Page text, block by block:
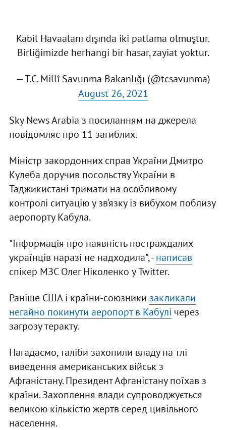
Kabil Havaalanı dışında iki patlama olmuştur.
Birliğimizde herhangi bir hasar, zayiat yoktur.
— T.C. Millî Savunma Bakanlığı (@tcsavunma)
August 26, 2021
Sky News Arabia з посиланням на джерела
повідомляє про 11 загиблих.
Міністр закордонних справ України Дмитро
Кулеба доручив посольству України в
Таджикистані тримати на особливому
контролі ситуацію у зв’язку із вибухом поблизу
аеропорту Кабула.
"Інформація про наявність постраждалих
українців наразі не надходила", -написав
спікер МЗС Олег Ніколенко у Twitter.
Раніше США і країни-союзники закликали
негайно покинути аеропорт в Кабулі через
загрозу теракту.
Нагадаємо, таліби захопили владу на тлі
виведення американських військ з
Афганістану. Президент Афганістану поїхав з
країни. Захоплення влади супроводжується
великою кількістю жертв серед цивільного
населення.